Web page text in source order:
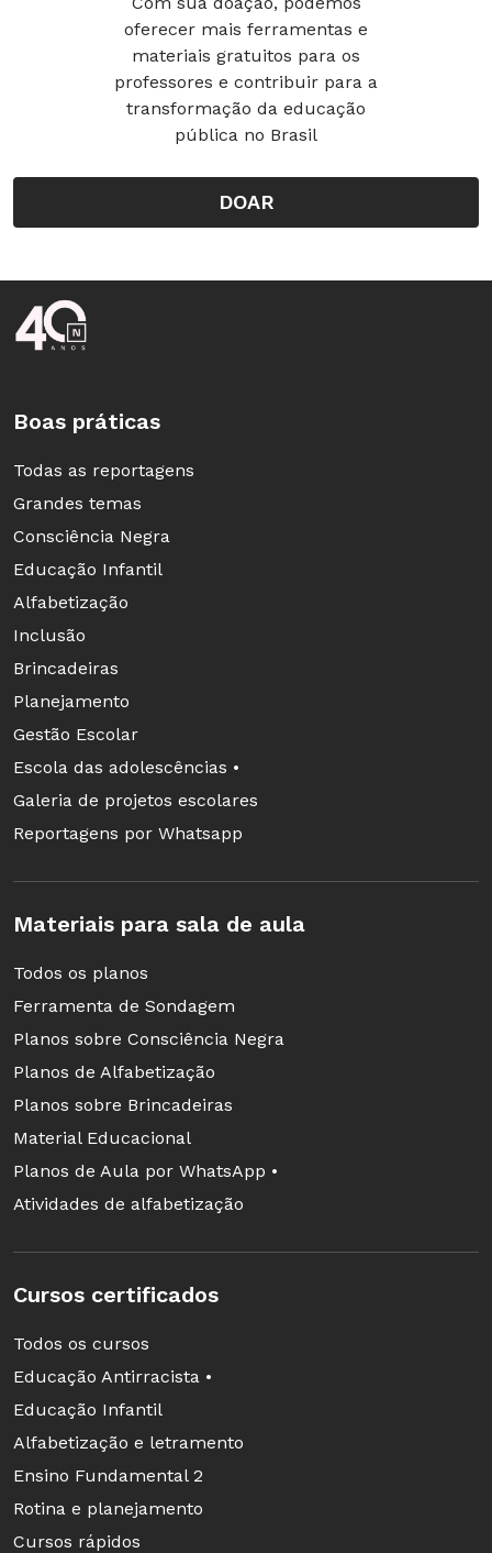
Auschwitz, Polônia
Os campos de concentração controlados por
pelo Terceiro Reich. Hoje, esses lugares fazem
parte de um grande memorial, que disponibiliza
textos explicativos em inglês.
Faça a visita:
Portão de um dos campos de concentração, com a
“Arbeit macht frei” (“O trabalho liberta”), pode ser
site (Foto: Reprodução)
Congonhas, Brasil
Que tal conhecer uma das principais cidades
históricas de Minas Gerais? Congonhas guarda
importantes obras de Aleijadinho e um circuito de
igrejas barrocas. Ao longo do percurso, uma guia
virtual conta, em áudio, detalhes dos lugares. O
Para navegar, clique no link:
oferecer mais ferramentas e
materiais gratuitos para os
professores e contribuir para a
transformação da educação
pública no Brasil
DOAR
Rodapé da Nova Escola
Boas práticas
Todas as reportagens
Grandes temas
Consciência Negra
Educação Infantil
Alfabetização
Inclusão
Brincadeiras
Planejamento
Gestão Escolar
Escola das adolescências •
Galeria de projetos escolares
Reportagens por Whatsapp
Materiais para sala de aula
Todos os planos
Ferramenta de Sondagem
Planos sobre Consciência Negra
Planos de Alfabetização
Planos sobre Brincadeiras
Material Educacional
Planos de Aula por WhatsApp •
Atividades de alfabetização
Cursos certificados
Todos os cursos
Educação Antirracista •
Educação Infantil
Alfabetização e letramento
Ensino Fundamental 2
Rotina e planejamento
Cursos rápidos